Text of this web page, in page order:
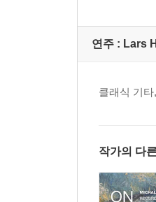
Daquin: Noel X
Praetorius:
Traditional:
연주 : Lars
클래식 기
작가의 다